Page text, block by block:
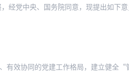
经党中央、国务院同意，现提出如下意
工作格局，建立健全“管行业也要管党建”工